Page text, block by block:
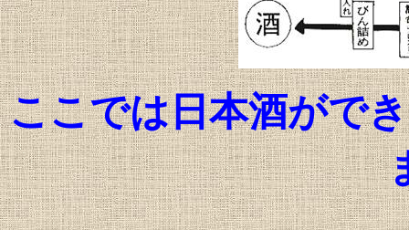
ここでは日本酒がで